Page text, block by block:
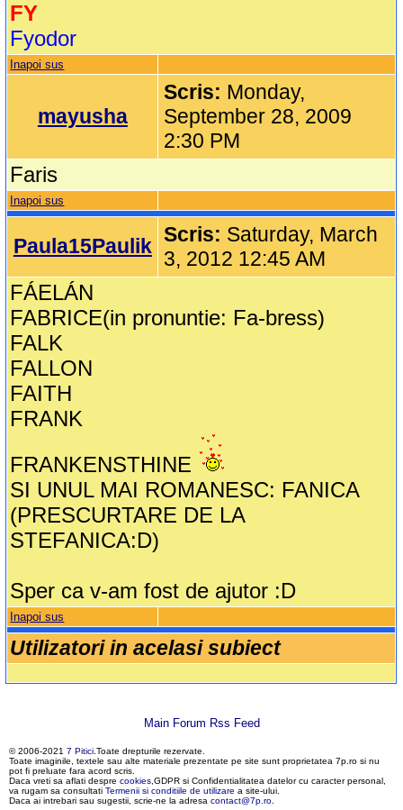
FY
Fyodor
Inapoi sus
mayusha
Scris: Monday,
September 28, 2009
2:30 PM
Faris
Inapoi sus
Paula15Paulik Scris: Saturday, March
3, 2012 12:45 AM
FÁELÁN
FABRICE(in pronuntie: Fa-bress)
FALK
FALLON
FAITH
FRANK
FRANKENSTHINE
SI UNUL MAI ROMANESC: FANICA
(PRESCURTARE DE LA
STEFANICA:D)
Sper ca v-am fost de ajutor :D
Inapoi sus
Utilizatori in acelasi subiect
Main Forum Rss Feed
© 2006-2021 7 Pitici.Toate drepturile rezervate.
Toate imaginile, textele sau alte materiale prezentate pe site sunt proprietatea 7p.ro si nu
pot fi preluate fara acord scris.
Daca vreti sa aflati despre cookies,GDPR si Confidentialitatea datelor cu caracter personal,
va rugam sa consultati Termenii si conditiile de utilizare a site-ului.
Daca ai intrebari sau sugestii, scrie-ne la adresa contact@7p.ro.